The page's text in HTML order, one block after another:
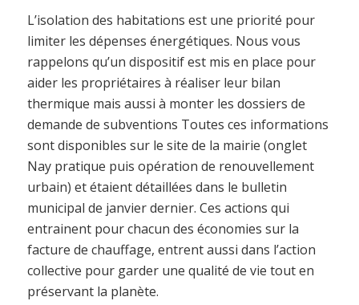
L’isolation des habitations est une priorité pour
limiter les dépenses énergétiques. Nous vous
rappelons qu’un dispositif est mis en place pour
aider les propriétaires à réaliser leur bilan
thermique mais aussi à monter les dossiers de
demande de subventions Toutes ces informations
sont disponibles sur le site de la mairie (onglet
Nay pratique puis opération de renouvellement
urbain) et étaient détaillées dans le bulletin
municipal de janvier dernier. Ces actions qui
entrainent pour chacun des économies sur la
facture de chauffage, entrent aussi dans l’action
collective pour garder une qualité de vie tout en
préservant la planète.